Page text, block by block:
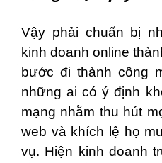
Vậy phải chuẩn bị
kinh doanh online
bước đi thành công
những ai có ý định
mạng nhằm thu hút
web và khích lệ họ
vụ. Hiện kinh doanh